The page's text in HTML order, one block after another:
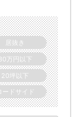
居抜き
万円以下
20坪以下
ードサイド